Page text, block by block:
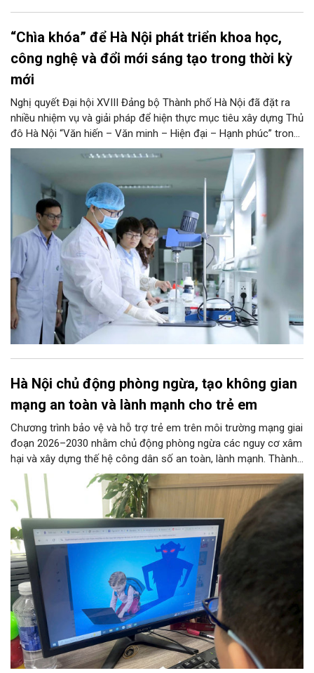
“Chìa khóa” để Hà Nội phát triển khoa học,
công nghệ và đổi mới sáng tạo trong thời kỳ
mới
Nghị quyết Đại hội XVIII Đảng bộ Thành phố Hà Nội đã đặt ra
nhiều nhiệm vụ và giải pháp để hiện thực mục tiêu xây dựng Thủ
đô Hà Nội “Văn hiến – Văn minh – Hiện đại – Hạnh phúc” trong
thời kỳ mới. Trong đó, Hà Nội sẽ thúc đẩy phát triển khoa học,
công nghệ, đổi mới sáng tạo và chuyển đổi số toàn diện trong
Hà Nội chủ động phòng ngừa, tạo không gian
mạng an toàn và lành mạnh cho trẻ em
Chương trình bảo vệ và hỗ trợ trẻ em trên môi trường mạng giai
đoạn 2026–2030 nhằm chủ động phòng ngừa các nguy cơ xâm
hại và xây dựng thế hệ công dân số an toàn, lành mạnh. Thành
phố đề ra các chỉ tiêu lớn như phổ cập giải pháp an ninh mạng
tại các trường học, ngăn chặn thông tin độc hại từ đường
truyền Internet và hỗ trợ 100% trẻ em bị xâm hại. 11 nhóm
nhiệm vụ trọng tâm được giao cho các sở, ngành thực hiện
đồng bộ, từ hoàn thiện pháp lý, phát triển công nghệ AI, hạ tầng
IPv6 đến truyền thông và hỗ trợ sức khỏe tâm thần. Bên cạnh
đó, chương trình siết chặt trách nhiệm của doanh nghiệp công
nghệ, viễn thông và đơn vị cung cấp trò chơi điện tử trong việc
gỡ bỏ nội dung độc hại và bảo vệ thông tin riêng tư của trẻ.